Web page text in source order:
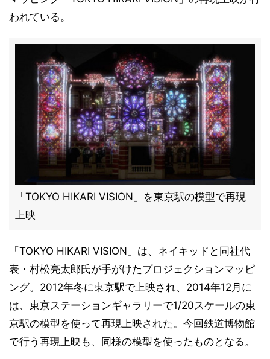
われている。
「TOKYO HIKARI VISION」を東京駅の模型で再現
上映
「TOKYO HIKARI VISION」は、ネイキッドと同社代
表・村松亮太郎氏が手がけたプロジェクションマッピ
ング。2012年冬に東京駅で上映され、2014年12月に
は、東京ステーションギャラリーで1/20スケールの東
京駅の模型を使って再現上映された。今回鉄道博物館
で行う再現上映も、同様の模型を使ったものとなる。